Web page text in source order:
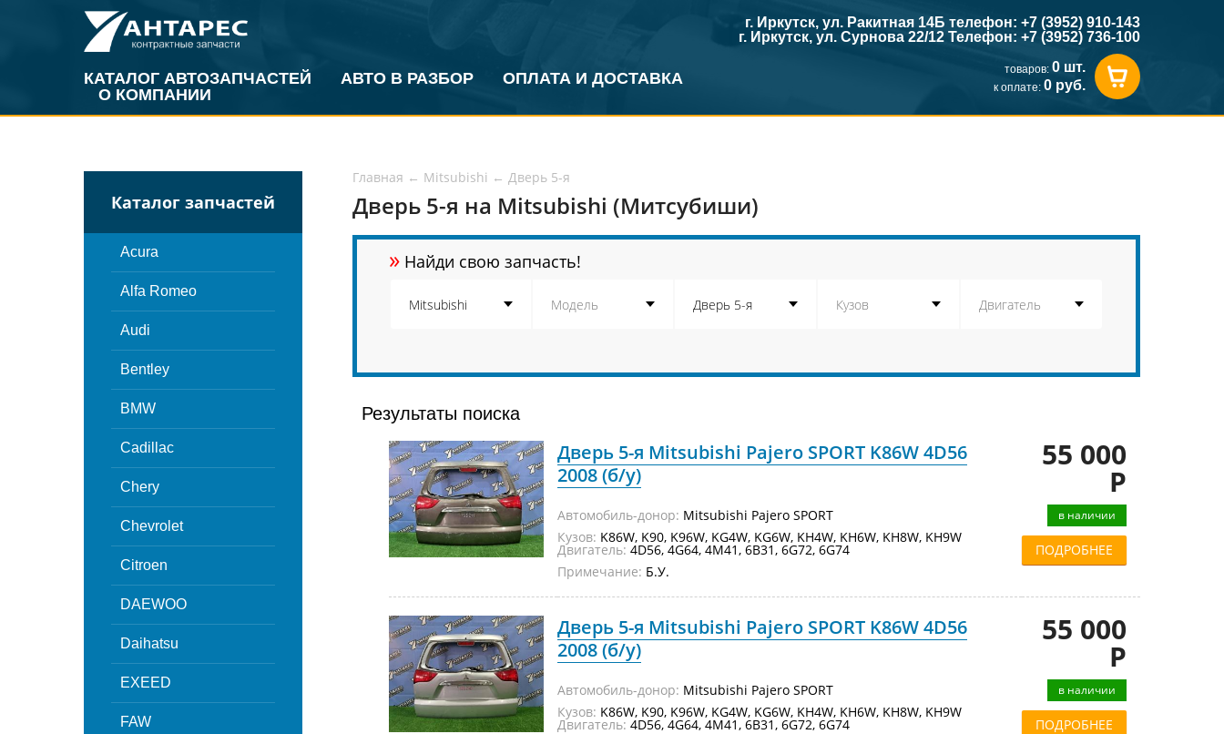
КАТАЛОГ АВТОЗАПЧАСТЕЙ АВТО В РАЗБОР
ОПЛАТА И ДОСТАВКА
О КОМПАНИИ
г. Иркутск, ул. Ракитная 14Б телефон: +7 (3952) 910-143
г. Иркутск, ул. Сурнова 22/12 Телефон: +7 (3952) 736-100
товаров: 0 шт.
к оплате: 0 руб.
Каталог запчастей
Acura
Alfa Romeo
Audi
Bentley
BMW
Cadillac
Chery
Chevrolet
Citroen
DAEWOO
Daihatsu
EXEED
FAW
Главная ← Mitsubishi ← Дверь 5-я
Дверь 5-я на Mitsubishi (Митсубиши)
» Найди свою запчасть!
Результаты поиска
Дверь 5-я Mitsubishi Pajero SPORT K86W 4D56
2008 (б/у)
Автомобиль-донор: Mitsubishi Pajero SPORT
Кузов: K86W, K90, K96W, KG4W, KG6W, KH4W, KH6W, KH8W, KH9W
Двигатель: 4D56, 4G64, 4M41, 6B31, 6G72, 6G74
Примечание: Б.У.
55 000
Р
в наличии
ПОДРОБНЕЕ
Дверь 5-я Mitsubishi Pajero SPORT K86W 4D56
2008 (б/у)
Автомобиль-донор: Mitsubishi Pajero SPORT
Кузов: K86W, K90, K96W, KG4W, KG6W, KH4W, KH6W, KH8W, KH9W
Двигатель: 4D56, 4G64, 4M41, 6B31, 6G72, 6G74
55 000
Р
в наличии
ПОДРОБНЕЕ